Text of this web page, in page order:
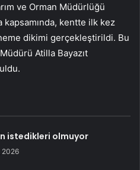
ve Orman Müdürlüğü
kapsamında, kentte ilk kez
dikimi gerçekleştirildi. Bu
Atilla Bayazıt
istedikleri olmuyor
2026